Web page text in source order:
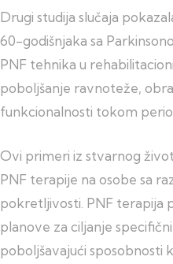
Drugi studija slučaja
60-godišnjaka sa
PNF tehnika u
poboljšanje ravnoteže,
funkcionalnosti tokom
Ovi primeri iz stvarnog
PNF terapije na osobe sa
pokretljivosti. PNF terapija
planove za ciljanje
poboljšavajući sposobnosti